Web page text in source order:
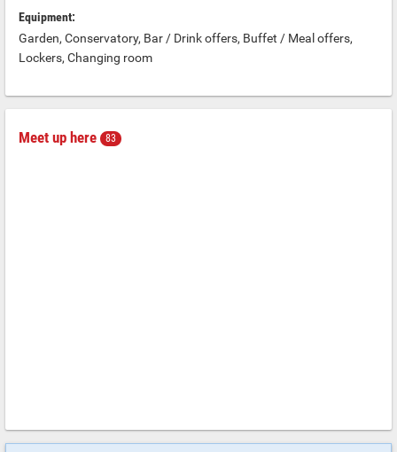
Equipment:
Garden, Conservatory, Bar / Drink offers, Buffet / Meal offers,
Lockers, Changing room
Meet up here 83